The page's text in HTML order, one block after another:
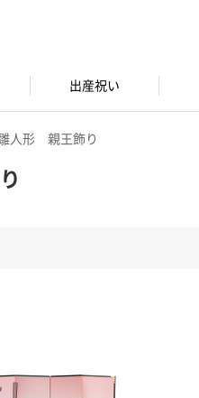
出産祝い
人形 親王飾り